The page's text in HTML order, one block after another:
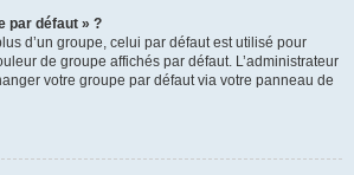
par défaut » ?
d’un groupe, celui par défaut est utilisé pour
de groupe affichés par défaut. L’administrateur
votre groupe par défaut via votre panneau de